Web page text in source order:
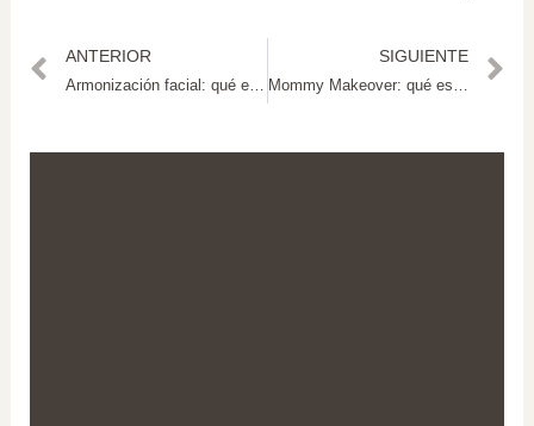
ANTERIOR
Armonización facial: qué es, tratamientos y expectativas reales
SIGUIENTE
Mommy Makeover: qué es, precio y recuperación